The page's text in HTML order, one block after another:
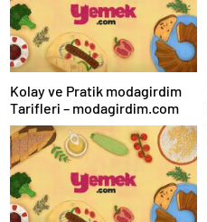
Kolay ve Pratik modagirdim
Tarifleri – modagirdim.com